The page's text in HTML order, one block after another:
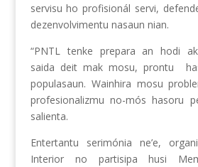
servisu ho profisionál servi,
dezenvolvimentu nasaun nian.
“PNTL tenke prepara an hodi
saida deit mak mosu, prontu
populasaun. Wainhira mosu
profesionalizmu no-mós hasoru
salienta.
Entertantu serimónia ne’e,
Interior no partisipa husi